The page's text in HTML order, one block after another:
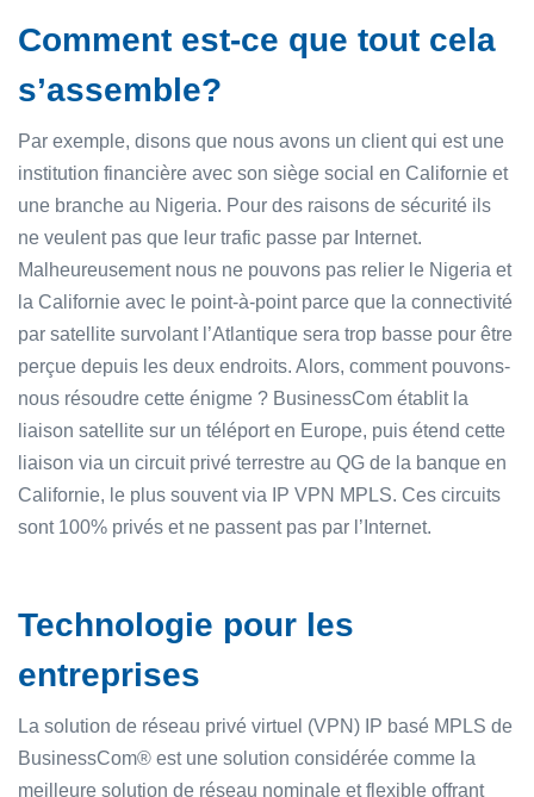
Comment est-ce que tout cela
s’assemble?
Par exemple, disons que nous avons un client qui est une
institution financière avec son siège social en Californie et
une branche au Nigeria. Pour des raisons de sécurité ils
ne veulent pas que leur trafic passe par Internet.
Malheureusement nous ne pouvons pas relier le Nigeria et
la Californie avec le point-à-point parce que la connectivité
par satellite survolant l’Atlantique sera trop basse pour être
perçue depuis les deux endroits. Alors, comment pouvons-
nous résoudre cette énigme ? BusinessCom établit la
liaison satellite sur un téléport en Europe, puis étend cette
liaison via un circuit privé terrestre au QG de la banque en
Californie, le plus souvent via IP VPN MPLS. Ces circuits
sont 100% privés et ne passent pas par l’Internet.
Technologie pour les
entreprises
La solution de réseau privé virtuel (VPN) IP basé MPLS de
BusinessCom® est une solution considérée comme la
meilleure solution de réseau nominale et flexible offrant